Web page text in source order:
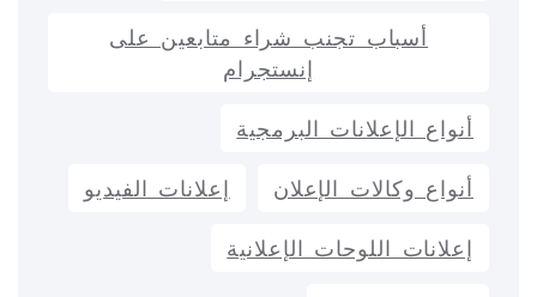
أسباب تجنب شراء متابعين على
إنستجرام
أنواع الإعلانات البرمجية
أنواع وكالات الإعلان إعلانات الفيديو
إعلانات اللوحات الإعلانية